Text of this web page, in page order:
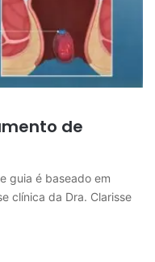
de
guia é baseado em
clínica da Dra. Clarisse